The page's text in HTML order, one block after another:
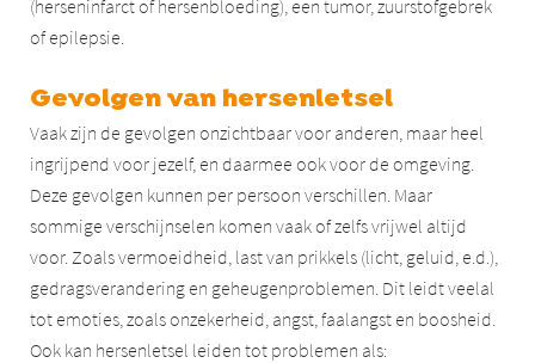
(herseninfarct of hersenbloeding), een tumor, zuurstofgebrek
of epilepsie.
Gevolgen van hersenletsel
Vaak zijn de gevolgen onzichtbaar voor anderen, maar heel
ingrijpend voor jezelf, en daarmee ook voor de omgeving.
Deze gevolgen kunnen per persoon verschillen. Maar
sommige verschijnselen komen vaak of zelfs vrijwel altijd
voor. Zoals vermoeidheid, last van prikkels (licht, geluid, e.d.),
gedragsverandering en geheugenproblemen. Dit leidt veelal
tot emoties, zoals onzekerheid, angst, faalangst en boosheid.
Ook kan hersenletsel leiden tot problemen als: